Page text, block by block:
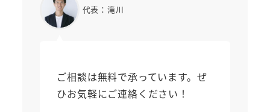
代表：滝川
ご相談は無料で承っています。ぜ
ひお気軽にご連絡ください！